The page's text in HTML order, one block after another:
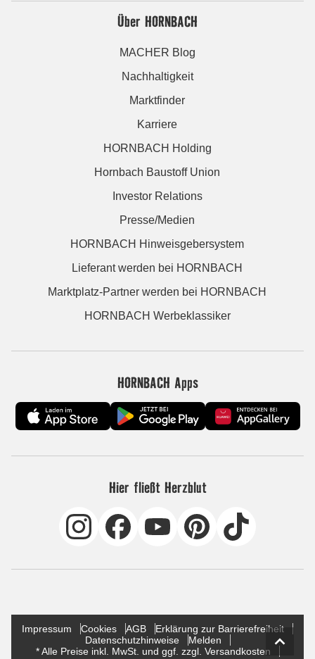
Über HORNBACH
MACHER Blog
Nachhaltigkeit
Marktfinder
Karriere
HORNBACH Holding
Hornbach Baustoff Union
Investor Relations
Presse/Medien
HORNBACH Hinweisgebersystem
Lieferant werden bei HORNBACH
Marktplatz-Partner werden bei HORNBACH
HORNBACH Werbeklassiker
HORNBACH Apps
Hier fließt Herzblut
Impressum Cookies AGB
Erklärung zur Barrierefreiheit
Datenschutzhinweise
Melden
* Alle Preise inkl. MwSt. und ggf. zzgl. Versandkosten